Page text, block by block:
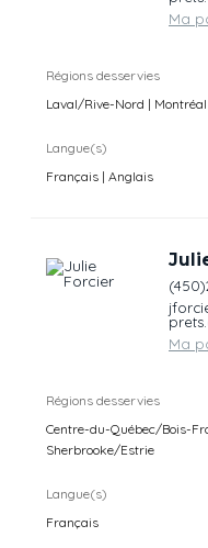
Ma
Régions desservies
Laval/Rive-Nord |
Langue(s)
Français | Anglais
Ma
Régions desservies
Centre-du-Québec/Bois-
Sherbrooke/Estrie
Langue(s)
Français